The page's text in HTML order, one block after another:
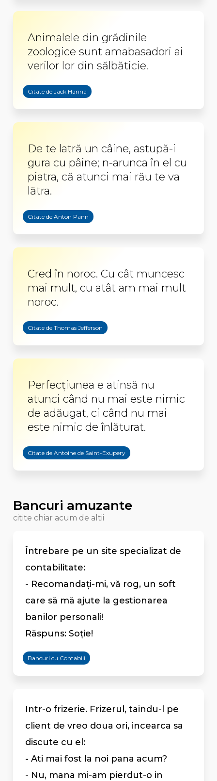
Animalele din grădinile
zoologice sunt amabasadori ai
verilor lor din sălbăticie.
Citate de Jack Hanna
De te latră un câine, astupă-i
gura cu pâine; n-arunca în el cu
piatra, că atunci mai rău te va
lătra.
Citate de Anton Pann
Cred în noroc. Cu cât muncesc
mai mult, cu atât am mai mult
noroc.
Citate de Thomas Jefferson
Perfecţiunea e atinsă nu
atunci când nu mai este nimic
de adăugat, ci când nu mai
este nimic de înlăturat.
Citate de Antoine de Saint-Exupery
Bancuri amuzante
citite chiar acum de altii
Întrebare pe un site specializat de
contabilitate:
- Recomandaţi-mi, vă rog, un soft
care să mă ajute la gestionarea
banilor personali!
Răspuns: Soţie!
Bancuri cu Contabili
Intr-o frizerie. Frizerul, taindu-l pe
client de vreo doua ori, incearca sa
discute cu el:
- Ati mai fost la noi pana acum?
- Nu, mana mi-am pierdut-o in